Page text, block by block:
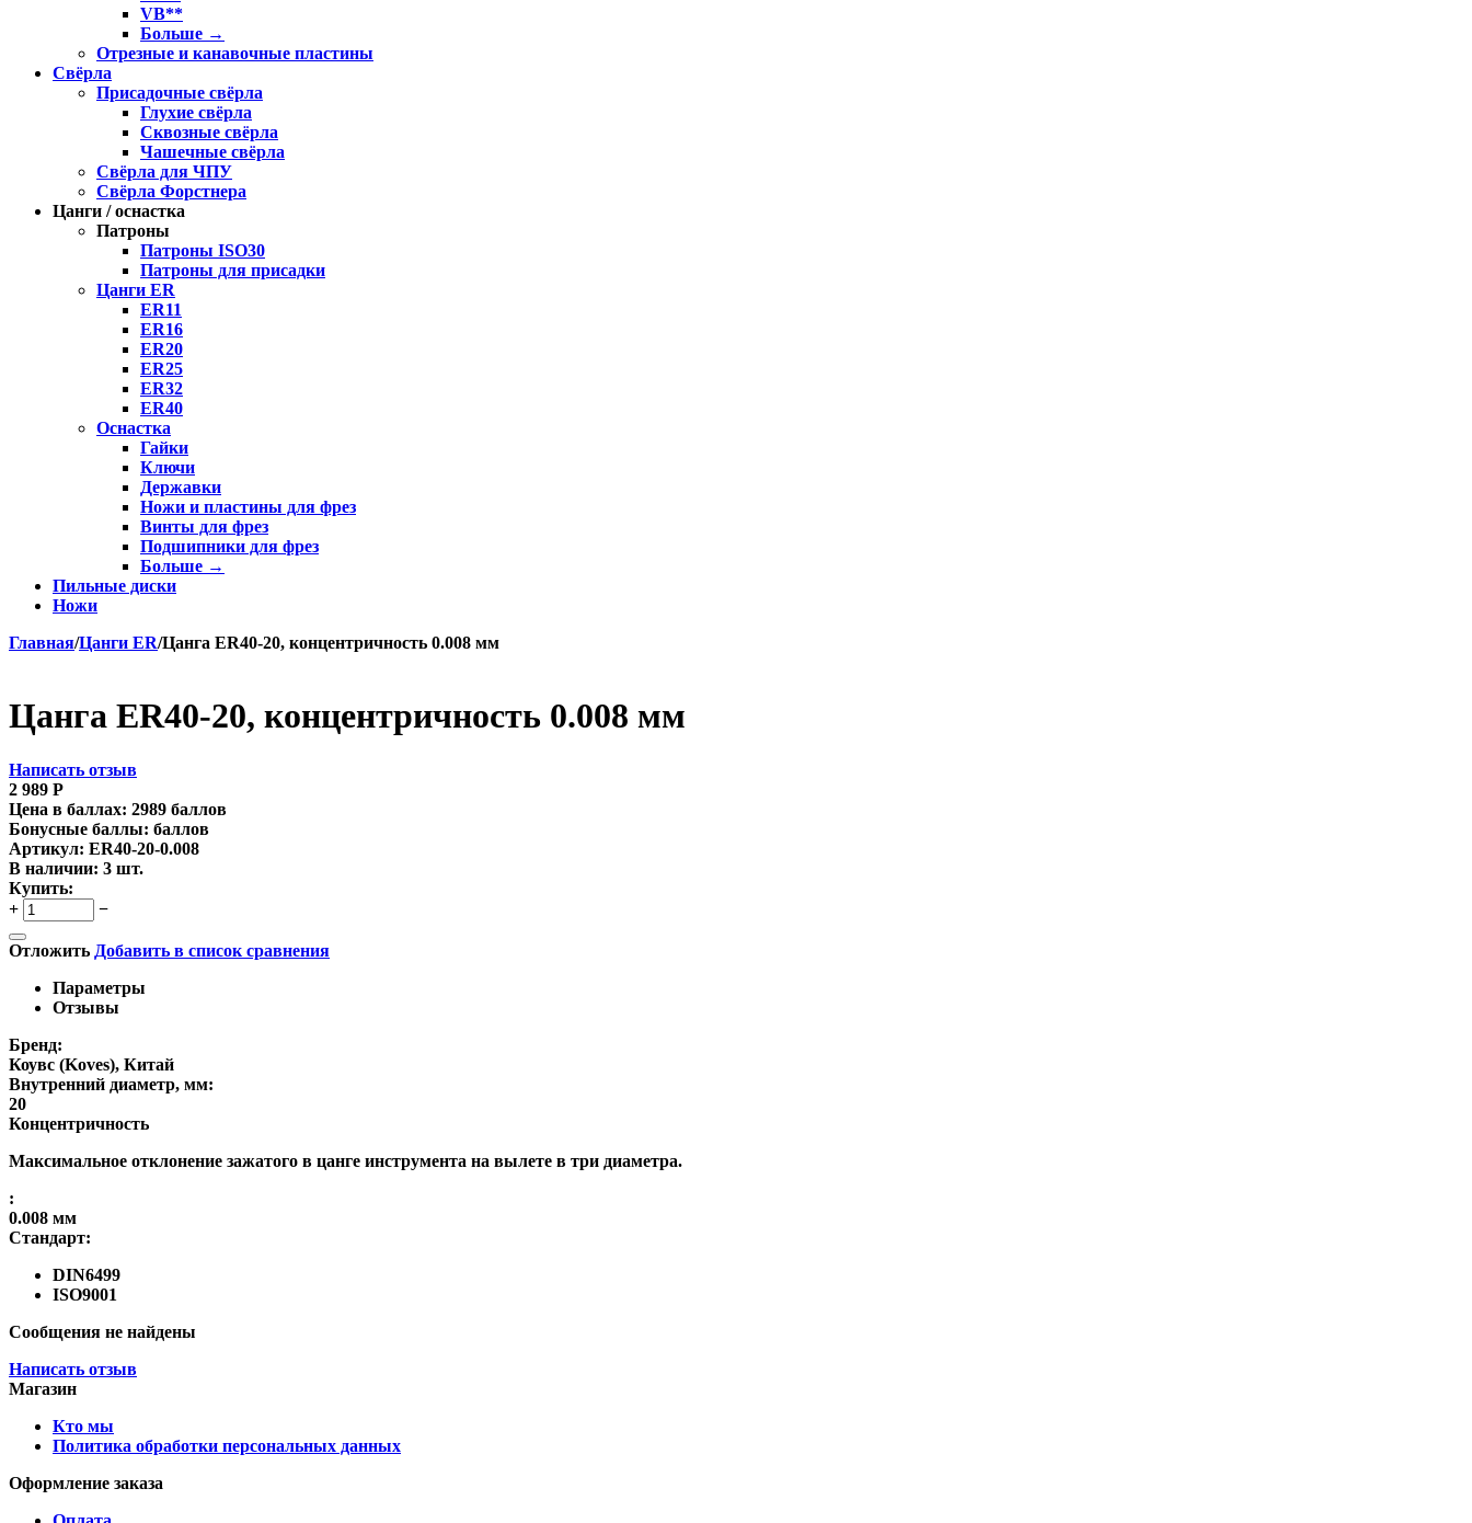
VB**
Больше →
Отрезные и канавочные пластины
Свёрла
Присадочные свёрла
Глухие свёрла
Сквозные свёрла
Чашечные свёрла
Свёрла для ЧПУ
Свёрла Форстнера
Цанги / оснастка
Патроны
Патроны ISO30
Патроны для присадки
Цанги ER
ER11
ER16
ER20
ER25
ER32
ER40
Оснастка
Гайки
Ключи
Державки
Ножи и пластины для фрез
Винты для фрез
Подшипники для фрез
Больше →
Пильные диски
Ножи
Главная/Цанги ER/Цанга ER40-20, концентричность 0.008 мм
Цанга ER40-20, концентричность 0.008 мм
Написать отзыв
2 989 Р
Цена в баллах: 2989 баллов
Бонусные баллы: баллов
Артикул: ER40-20-0.008
В наличии: 3 шт.
Купить:
+
−
Отложить Добавить в список сравнения
Параметры
Отзывы
Бренд:
Коувс (Koves), Китай
Внутренний диаметр, мм:
20
Концентричность
Максимальное отклонение зажатого в цанге инструмента на вылете в три диаметра.
:
0.008 мм
Стандарт:
DIN6499
ISO9001
Сообщения не найдены
Написать отзыв
Магазин
Кто мы
Политика обработки персональных данных
Оформление заказа